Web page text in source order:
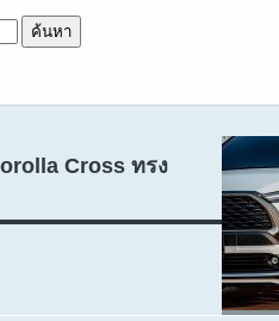
Cross ทรง